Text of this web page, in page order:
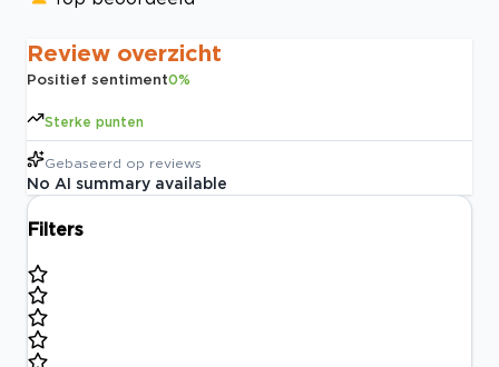
Review overzicht
Positief sentiment0%
Sterke punten
Gebaseerd op reviews
No AI summary available
Filters